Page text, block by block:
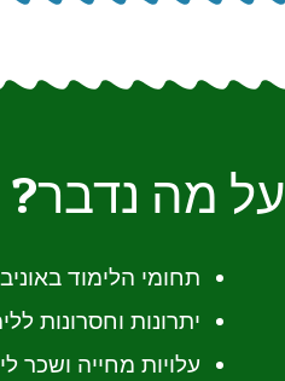
על מה נדבר?
תחומי הלימוד
יתרונות וחסרונות
עלויות מחייה ושכר